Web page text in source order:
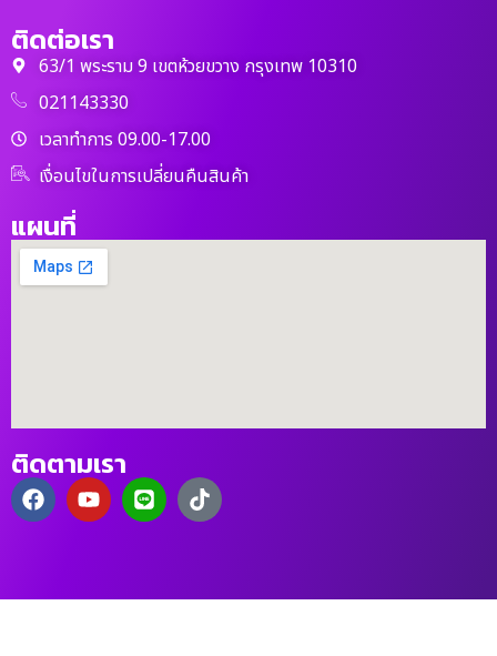
ติดต่อเรา
63/1 พระราม 9 เขตห้วยขวาง กรุงเทพ 10310
021143330
เวลาทำการ 09.00-17.00
เงื่อนไขในการเปลี่ยนคืนสินค้า
แผนที่
ติดตามเรา